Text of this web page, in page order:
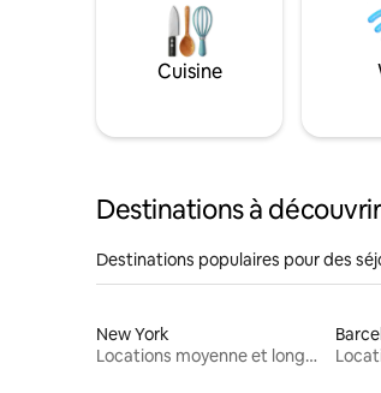
Cuisine
Destinations à découvrir
Destinations populaires pour des
New York
Locations moyenne et longue durée